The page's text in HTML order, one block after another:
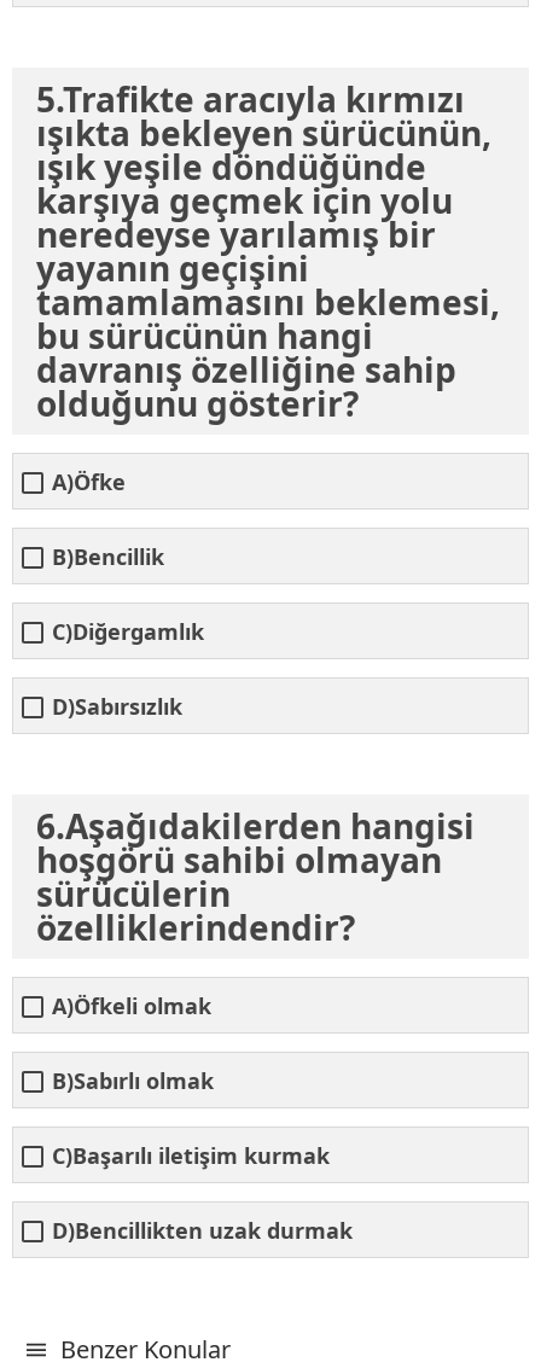
5.Trafikte aracıyla kırmızı
ışıkta bekleyen sürücünün,
ışık yeşile döndüğünde
karşıya geçmek için yolu
neredeyse yarılamış bir
yayanın geçişini
tamamlamasını beklemesi,
bu sürücünün hangi
davranış özelliğine sahip
olduğunu gösterir?
A)Öfke
B)Bencillik
C)Diğergamlık
D)Sabırsızlık
6.Aşağıdakilerden hangisi
hoşgörü sahibi olmayan
sürücülerin
özelliklerindendir?
A)Öfkeli olmak
B)Sabırlı olmak
C)Başarılı iletişim kurmak
D)Bencillikten uzak durmak
Benzer Konular